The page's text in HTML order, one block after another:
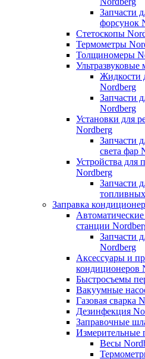
Запчасти
форсунок
Стетоскопы
Термометры
Толщиномеры
Жидкости
Nordberg
Запчасти
Nordberg
Установки для
Nordberg
Запчасти
света фар
Устройства для
Nordberg
Запчасти
Заправка
станции
Запчасти
Nordberg
Аксессуары и
кондиционеров
Быстросъемы
Вакуумные
Газовая сварка
Дезинфекция
Заправочные
Измерительные
Весы